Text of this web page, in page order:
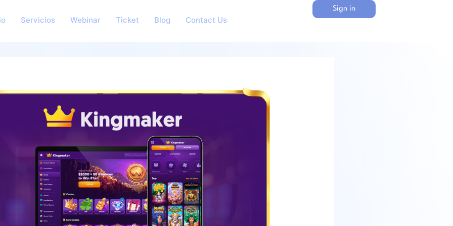
Servicios Webinar Ticket Blog Contact Us
Sign in